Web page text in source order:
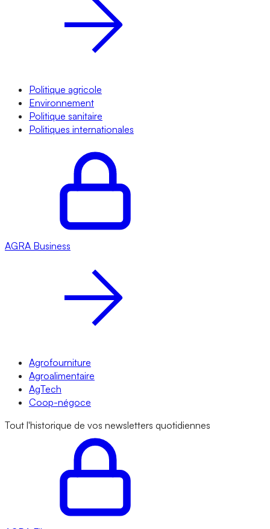
Politique agricole
Environnement
Politique sanitaire
Politiques internationales
AGRA Business
Agrofourniture
Agroalimentaire
AgTech
Coop-négoce
Tout l'historique de vos newsletters quotidiennes